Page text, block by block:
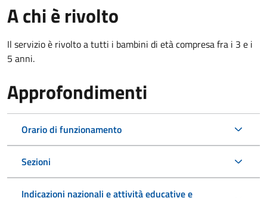
A chi è rivolto
Il servizio è rivolto a tutti i bambini di età compresa fra i 3 e i
5 anni.
Approfondimenti
Orario di funzionamento
Sezioni
Indicazioni nazionali e attività educative e